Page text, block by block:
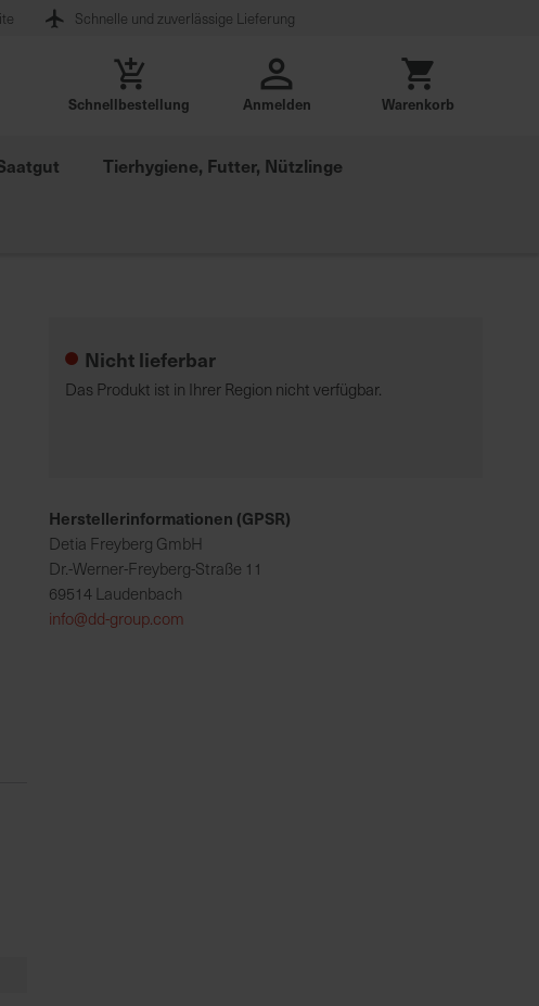
Schnelle und zuverlässige Lieferung
Schnellbestellung Anmelden Warenkorb
Tierhygiene, Futter, Nützlinge
Nicht lieferbar
Das Produkt ist in Ihrer Region nicht verfügbar.
Herstellerinformationen (GPSR)
Detia Freyberg GmbH
Dr.-Werner-Freyberg-Straße 11
69514 Laudenbach
info@dd-group.com